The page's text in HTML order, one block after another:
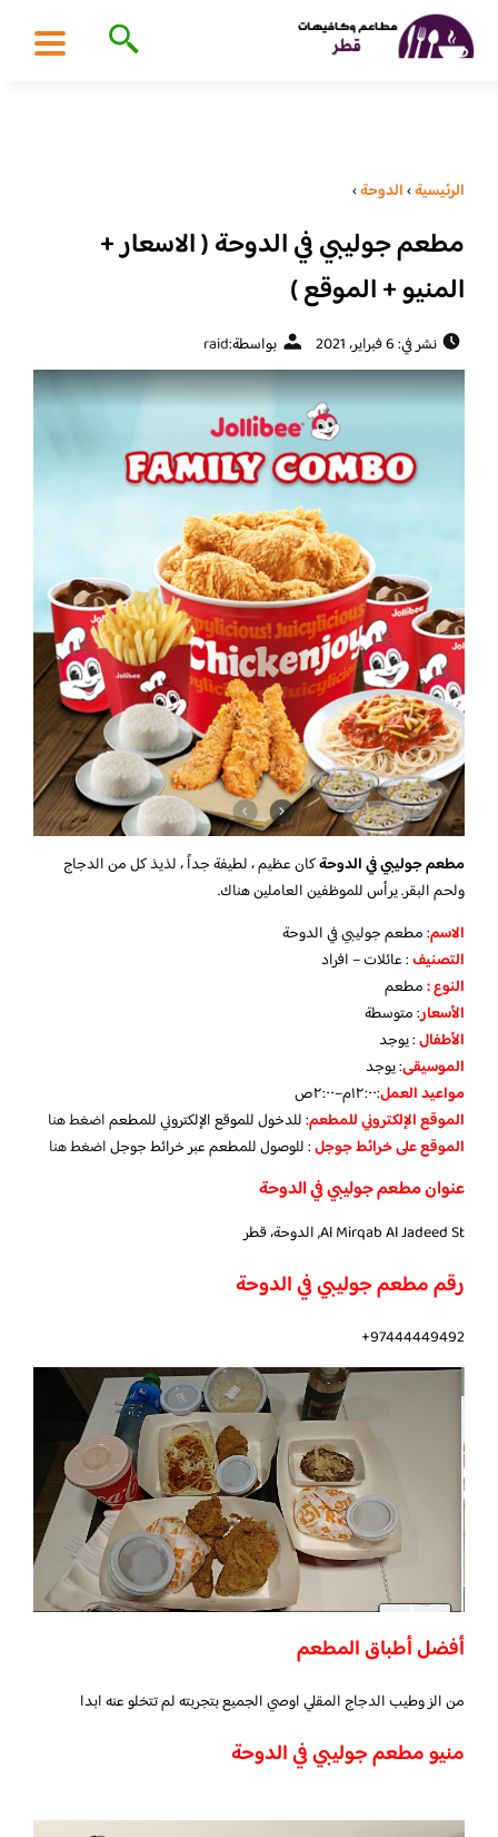
الرئيسية›الدوحة›
مطعم جوليبي في الدوحة ( الاسعار +
المنيو + الموقع )
نشر في: 6 فبراير، 2021 بواسطة:raid
مطعم جوليبي في الدوحةكان عظيم ، لطيفة جداً ، لذيذ كل من الدجاج
ولحم البقر. يرأس للموظفين العاملين هناك.
الاسم: مطعم جوليبي في الدوحة
التصنيف: عائلات – افراد
النوع :مطعم
الأسعار:متوسطة
الأطفال:يوجد
الموسيقى:يوجد
مواعيد العمل:١٢:٠٠م–٢:٠٠ص
الموقع الإلكتروني للمطعم: للدخول للموقع الإلكتروني للمطعماضغط هنا
الموقع على خرائط جوجل: للوصول للمطعم عبر خرائط جوجلاضغط هنا
عنوان مطعم جوليبي في الدوحة
Al Mirqab Al Jadeed St, الدوحة، قطر
رقم مطعم جوليبي في الدوحة
97444449492+
أفضل أطباق المطعم
من الز وطيب الدجاج المقلي اوصي الجميع بتجربته لم تتخلو عنه ابدا
منيو مطعم جوليبي في الدوحة